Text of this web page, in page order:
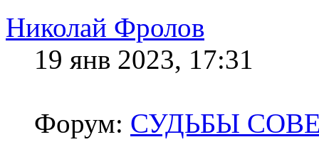
Николай Фролов
19 янв 2023, 17:31
Форум: СУДЬБЫ